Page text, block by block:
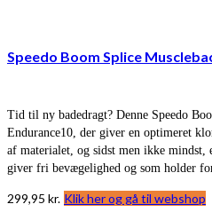
Speedo Boom Splice
Tid til ny badedragt? Denne Speedo
Endurance10, der giver en optimeret
af materialet, og sidst men ikke
giver fri bevægelighed og som holder
299,95 kr. Klik her og gå til webshop